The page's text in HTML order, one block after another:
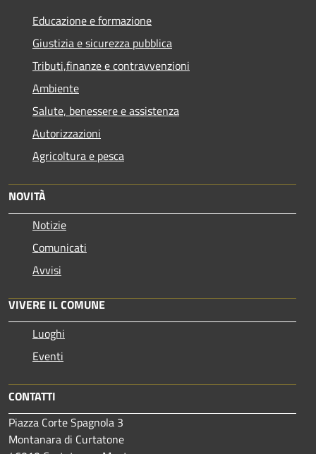
Educazione e formazione
Giustizia e sicurezza pubblica
Tributi,finanze e contravvenzioni
Ambiente
Salute, benessere e assistenza
Autorizzazioni
Agricoltura e pesca
NOVITÀ
Notizie
Comunicati
Avvisi
VIVERE IL COMUNE
Luoghi
Eventi
CONTATTI
Piazza Corte Spagnola 3
Montanara di Curtatone